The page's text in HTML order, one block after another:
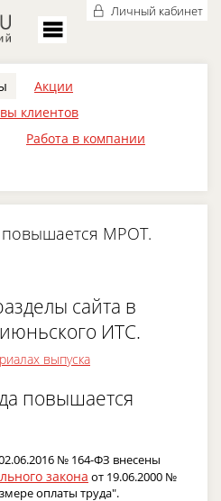
Личный кабинет
Акции
клиентов
Работа в компании
повышается МРОТ.
сайта в
ИТС.
выпуска
повышается
№ 164-ФЗ внесены
закона от 19.06.2000 №
оплаты труда".